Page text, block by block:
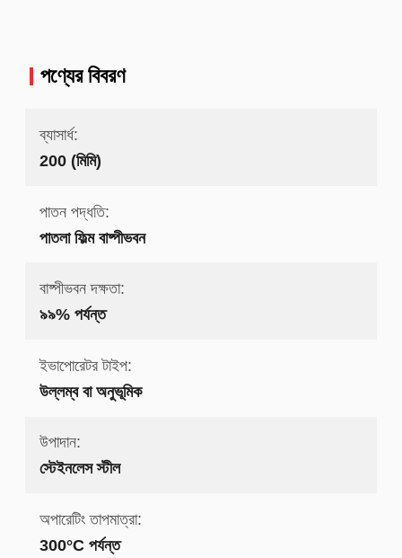
পণ্যের বিবরণ
ব্যাসার্ধ:
200 (মিমি)
পাতন পদ্ধতি:
পাতলা ফিল্ম বাষ্পীভবন
বাষ্পীভবন দক্ষতা:
৯৯% পর্যন্ত
ইভাপোরেটর টাইপ:
উল্লম্ব বা অনুভূমিক
উপাদান:
স্টেইনলেস স্টীল
অপারেটিং তাপমাত্রা:
300°C পর্যন্ত